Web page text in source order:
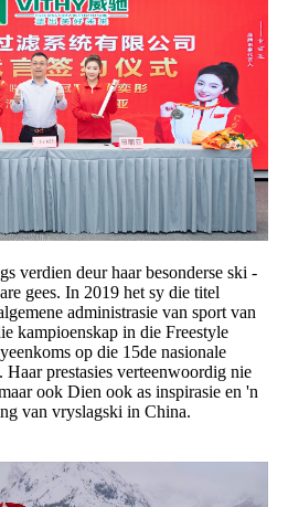
verdien deur haar besonderse ski -
gees. In 2019 het sy die titel
administrasie van sport van
kampioenskap in die Freestyle
op die 15de nasionale
prestasies verteenwoordig nie
ook Dien ook as inspirasie en 'n
van vryslagski in China.